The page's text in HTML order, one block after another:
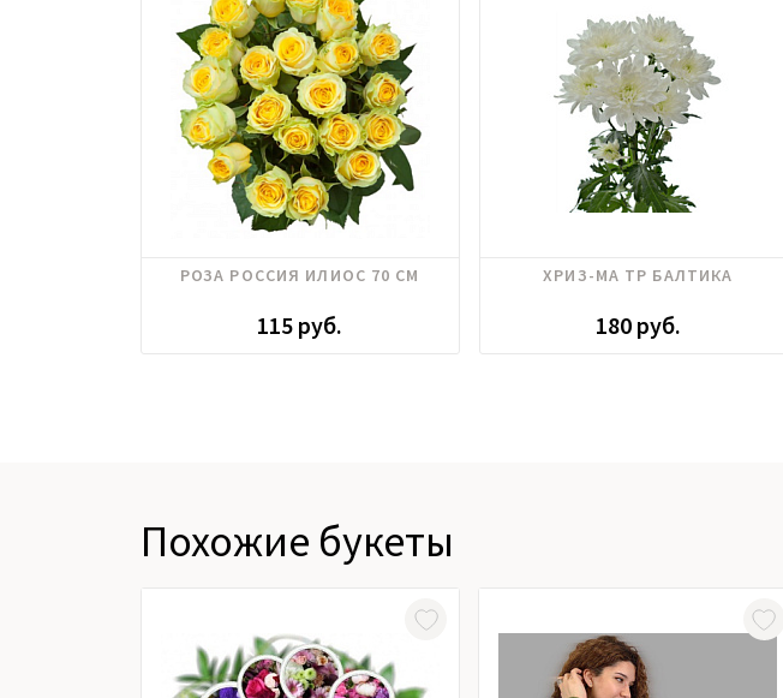
РОЗА РОССИЯ ИЛИОС 70 СМ
115 руб.
ХРИЗ-МА ТР БАЛТИКА
180 руб.
Похожие букеты